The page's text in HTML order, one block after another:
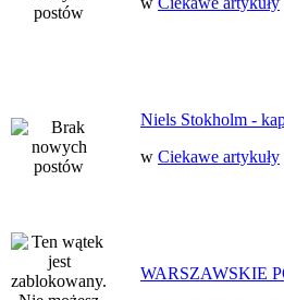
Niels Stokholm -
w Ciekawe artykuły
WARSZAWSKIE